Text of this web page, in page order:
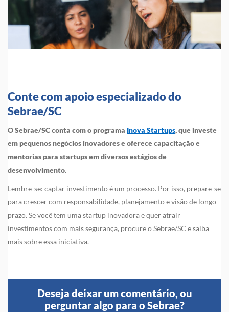
Conte com apoio especializado do
Sebrae/SC
O Sebrae/SC conta com o programa Inova Startups, que investe
em pequenos negócios inovadores e oferece capacitação e
mentorias para startups em diversos estágios de
desenvolvimento.
Lembre-se: captar investimento é um processo. Por isso, prepare-se
para crescer com responsabilidade, planejamento e visão de longo
prazo. Se você tem uma startup inovadora e quer atrair
investimentos com mais segurança, procure o Sebrae/SC e saiba
mais sobre essa iniciativa.
Deseja deixar um comentário, ou
perguntar algo para o Sebrae?